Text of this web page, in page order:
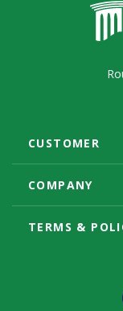
CUSTOMER
COMPANY
TERMS &